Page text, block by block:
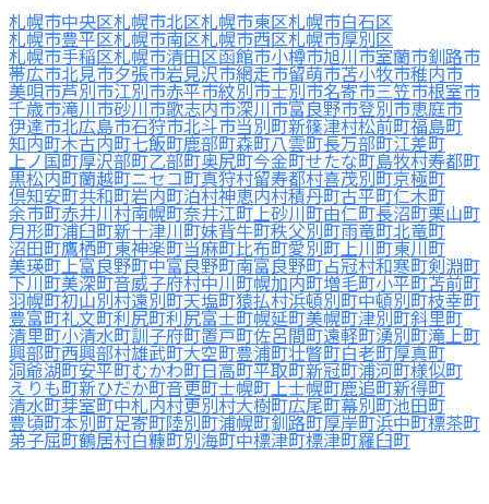
札幌市中央区札幌市北区札幌市東区札幌市白石区
札幌市豊平区札幌市南区札幌市西区札幌市厚別区
札幌市手稲区札幌市清田区函館市小樽市旭川市室蘭市釧路市
帯広市北見市夕張市岩見沢市網走市留萌市苫小牧市稚内市
美唄市芦別市江別市赤平市紋別市士別市名寄市三笠市根室市
千歳市滝川市砂川市歌志内市深川市富良野市登別市恵庭市
伊達市北広島市石狩市北斗市当別町新篠津村松前町福島町
知内町木古内町七飯町鹿部町森町八雲町長万部町江差町
上ノ国町厚沢部町乙部町奥尻町今金町せたな町島牧村寿都町
黒松内町蘭越町ニセコ町真狩村留寿都村喜茂別町京極町
倶知安町共和町岩内町泊村神恵内村積丹町古平町仁木町
余市町赤井川村南幌町奈井江町上砂川町由仁町長沼町栗山町
月形町浦臼町新十津川町妹背牛町秩父別町雨竜町北竜町
沼田町鷹栖町東神楽町当麻町比布町愛別町上川町東川町
美瑛町上富良野町中富良野町南富良野町占冠村和寒町剣淵町
下川町美深町音威子府村中川町幌加内町増毛町小平町苫前町
羽幌町初山別村遠別町天塩町猿払村浜頓別町中頓別町枝幸町
豊富町礼文町利尻町利尻富士町幌延町美幌町津別町斜里町
清里町小清水町訓子府町置戸町佐呂間町遠軽町湧別町滝上町
興部町西興部村雄武町大空町豊浦町壮瞥町白老町厚真町
洞爺湖町安平町むかわ町日高町平取町新冠町浦河町様似町
えりも町新ひだか町音更町士幌町上士幌町鹿追町新得町
清水町芽室町中札内村更別村大樹町広尾町幕別町池田町
豊頃町本別町足寄町陸別町浦幌町釧路町厚岸町浜中町標茶町
弟子屈町鶴居村白糠町別海町中標津町標津町羅臼町